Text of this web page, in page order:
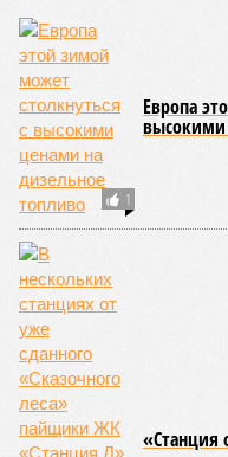
1
Европа
высокими